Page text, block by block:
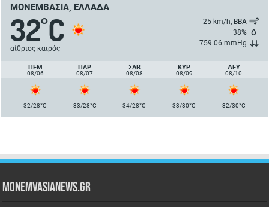
ΜΟΝΕΜΒΑΣΙΆ, ΕΛΛΆΔΑ
32°C
αίθριος καιρός
25 km/h, ΒΒΑ
38%
759.06 mmHg
ΠΈΜ
08/06
ΠΑΡ
08/07
ΣΑΒ
08/08
ΚΥΡ
08/09
ΔΕΥ
08/10
32/28°C 33/28°C 34/28°C 33/30°C 32/30°C
Monemvasianews.gr